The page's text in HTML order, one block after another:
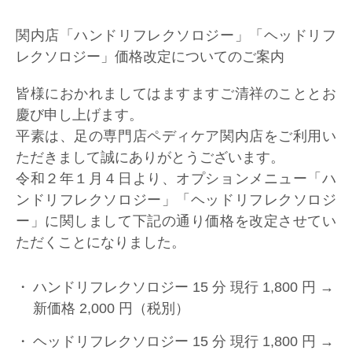
関内店「ハンドリフレクソロジー」「ヘッドリフ
レクソロジー」価格改定についてのご案内
皆様におかれましてはますますご清祥のこととお
慶び申し上げます。
平素は、足の専門店ペディケア関内店をご利用い
ただきまして誠にありがとうございます。
令和２年１月４日より、オプションメニュー「ハ
ンドリフレクソロジー」「ヘッドリフレクソロジ
ー」に関しまして下記の通り価格を改定させてい
ただくことになりました。
ハンドリフレクソロジー 15 分 現行 1,800 円 →
新価格 2,000 円（税別）
ヘッドリフレクソロジー 15 分 現行 1,800 円 →